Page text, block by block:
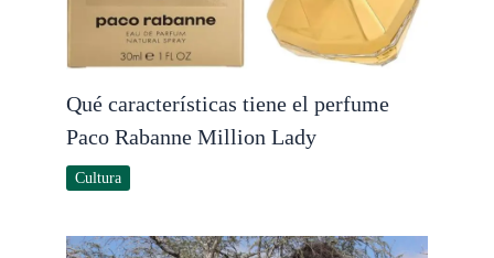
Qué características tiene el perfume
Paco Rabanne Million Lady
Cultura